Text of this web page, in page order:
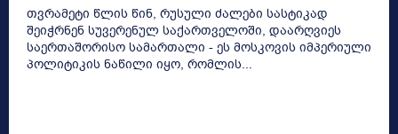
თვრამეტი წლის წინ, რუსული ძალები სასტიკად
შეიჭრნენ სუვერენულ საქართველოში, დაარღვიეს
საერთაშორისო სამართალი - ეს მოსკოვის იმპერიული
პოლიტიკის ნაწილი იყო, რომლის...